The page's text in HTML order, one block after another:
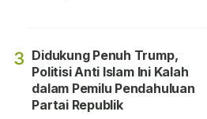
3 Didukung Penuh Trump,
Politisi Anti Islam Ini Kalah
dalam Pemilu Pendahuluan
Partai Republik